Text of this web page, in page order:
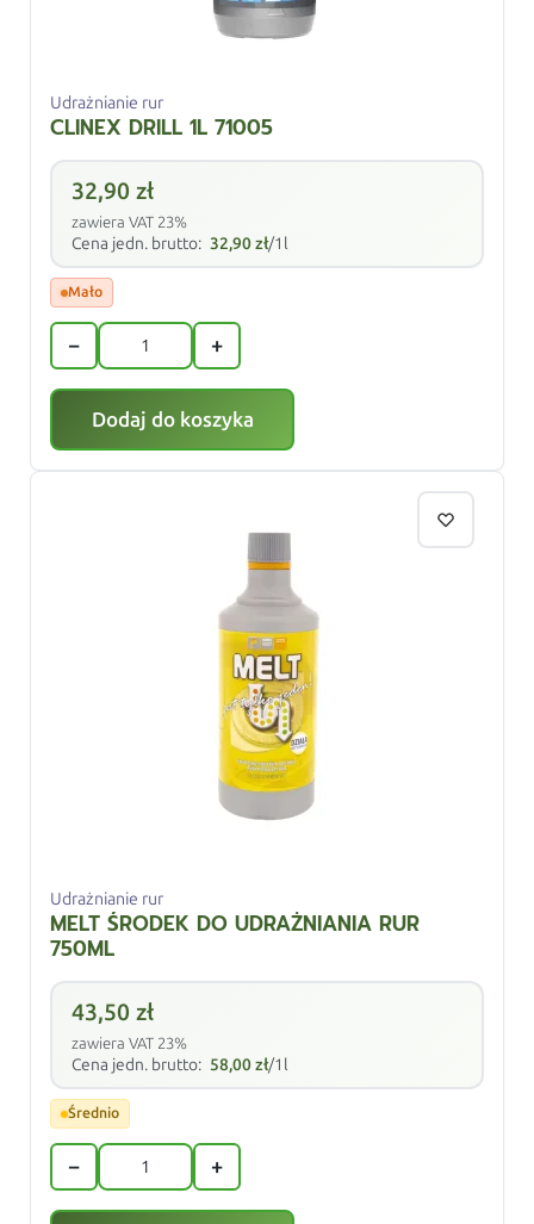
Udrażnianie rur
CLINEX DRILL 1L 71005
32,90zł
zawiera VAT 23%
Cena jedn. brutto: 32,90zł/1l
Mało
− +
Dodaj do koszyka
Udrażnianie rur
MELT ŚRODEK DO UDRAŻNIANIA RUR
750ML
43,50zł
zawiera VAT 23%
Cena jedn. brutto: 58,00zł/1l
Średnio
− +